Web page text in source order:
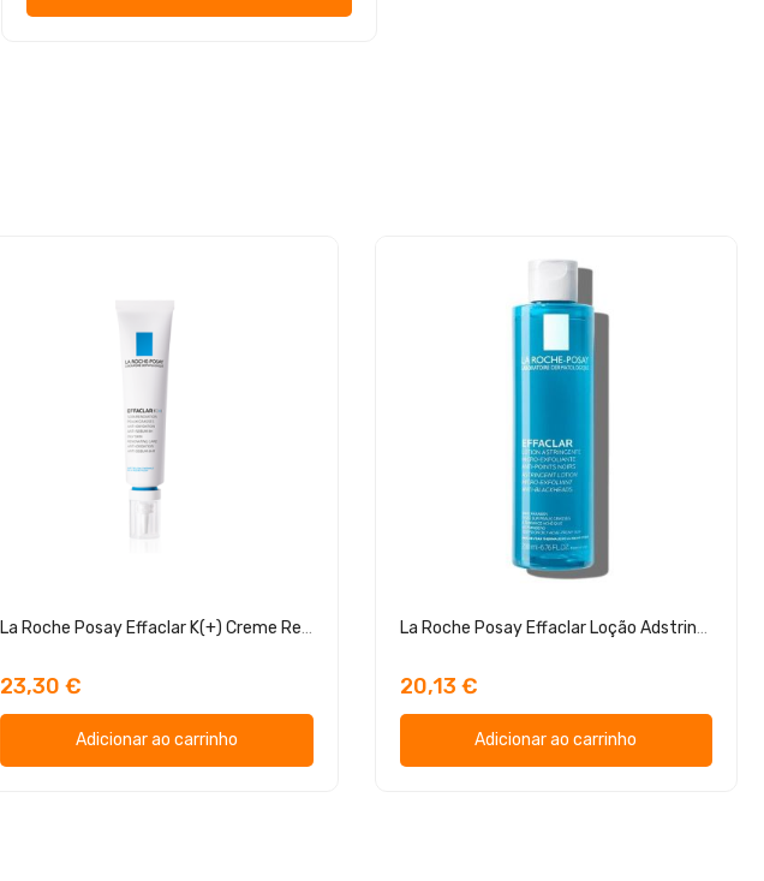
La Roche Posay Effaclar K(+) Creme Renovador 40ml
23,30 €
Adicionar ao carrinho
La Roche Posay Effaclar Loção Adstringente 200ml
20,13 €
Adicionar ao carrinho